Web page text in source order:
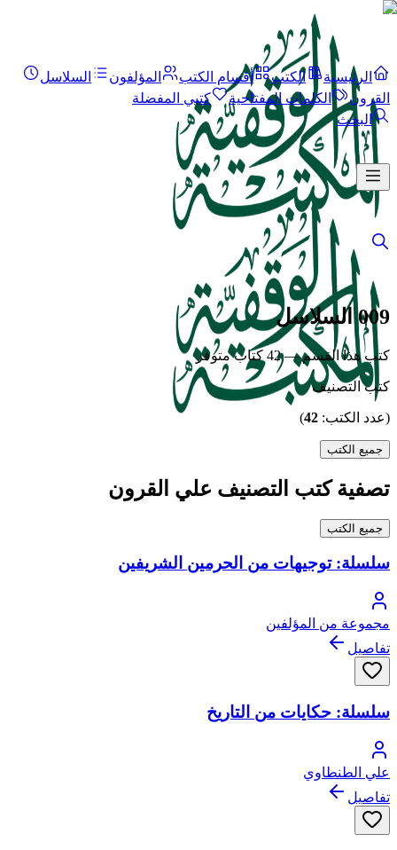
الرئيسية الكتب أقسام الكتب المؤلفون
السلاسل
القرون
الكلمات المفتاحية
كتبي المفضلة
البحث
009 السلاسل
كتب هذا القسم — 42 كتاب متوفر
كتب التصنيف
(عدد الكتب: 42
)
جميع الكتب
تصفية كتب التصنيف علي القرون
جميع الكتب
سلسلة: توجيهات من الحرمين الشريفين
مجموعة من المؤلفين
تفاصيل
سلسلة: حكايات من التاريخ
علي الطنطاوي
تفاصيل